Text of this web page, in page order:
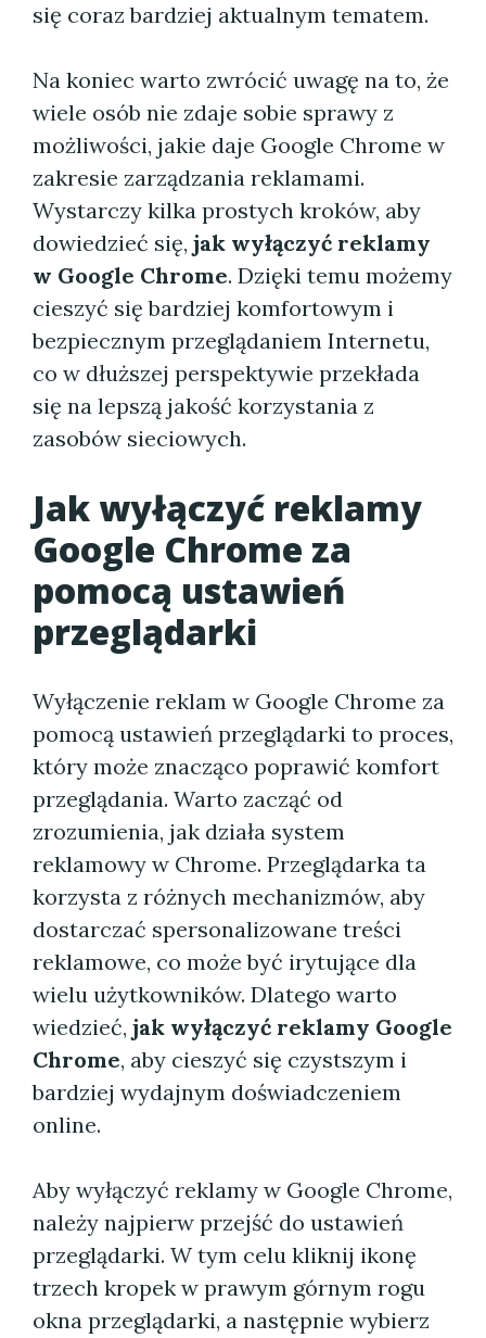
się coraz bardziej aktualnym tematem.
Na koniec warto zwrócić uwagę na to, że
wiele osób nie zdaje sobie sprawy z
możliwości, jakie daje Google Chrome w
zakresie zarządzania reklamami.
Wystarczy kilka prostych kroków, aby
dowiedzieć się, jak wyłączyć reklamy
w Google Chrome. Dzięki temu możemy
cieszyć się bardziej komfortowym i
bezpiecznym przeglądaniem Internetu,
co w dłuższej perspektywie przekłada
się na lepszą jakość korzystania z
zasobów sieciowych.
Jak wyłączyć reklamy
Google Chrome za
pomocą ustawień
przeglądarki
Wyłączenie reklam w Google Chrome za
pomocą ustawień przeglądarki to proces,
który może znacząco poprawić komfort
przeglądania. Warto zacząć od
zrozumienia, jak działa system
reklamowy w Chrome. Przeglądarka ta
korzysta z różnych mechanizmów, aby
dostarczać spersonalizowane treści
reklamowe, co może być irytujące dla
wielu użytkowników. Dlatego warto
wiedzieć, jak wyłączyć reklamy Google
Chrome, aby cieszyć się czystszym i
bardziej wydajnym doświadczeniem
online.
Aby wyłączyć reklamy w Google Chrome,
należy najpierw przejść do ustawień
przeglądarki. W tym celu kliknij ikonę
trzech kropek w prawym górnym rogu
okna przeglądarki, a następnie wybierz